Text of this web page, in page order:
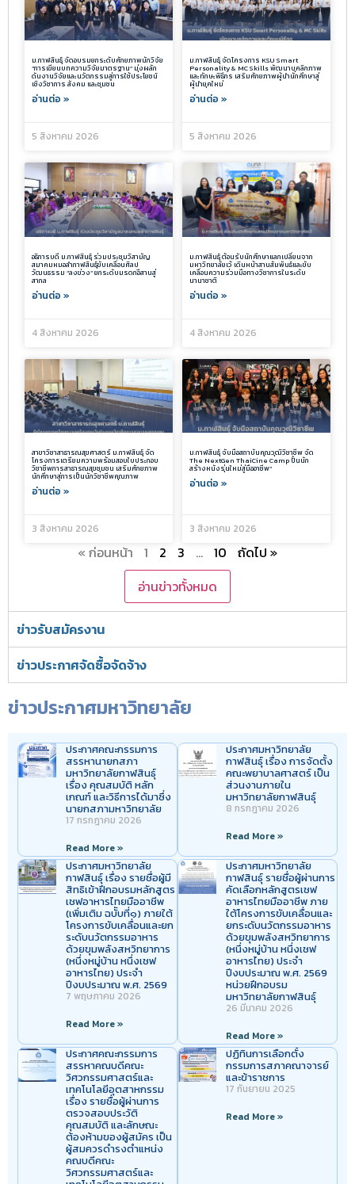
ม.กาฬสินธุ์ จัดอบรมยกระดับศักยภาพนักวิจัย
“การเขียนบทความวิจัยมาตรฐาน” มุ่งผลัก
ดันงานวิจัยและนวัตกรรมสู่การใช้ประโยชน์
เชิงวิชาการ สังคม และชุมชน
อ่านต่อ »
5 สิงหาคม 2026
ม.กาฬสินธุ์ จัดโครงการ KSU Smart
Personality & MC Skills พัฒนาบุคลิกภาพ
และทักษะพิธีกร เสริมศักยภาพผู้นำนักศึกษาสู่
ผู้นำยุคใหม่
อ่านต่อ »
5 สิงหาคม 2026
อธิการบดี ม.กาฬสินธุ์ ร่วมประชุมวิสามัญ
สมาคมหมอลำกาฬสินธุ์ขับเคลื่อนศิลป
วัฒนธรรม “ลงข่วง” ยกระดับมรดกอีสานสู่
สากล
อ่านต่อ »
4 สิงหาคม 2026
ม.กาฬสินธุ์ ต้อนรับนักศึกษาแลกเปลี่ยนจาก
มหาวิทยาลัยเว้ เดินหน้าสานสัมพันธ์และขับ
เคลื่อนความร่วมมือทางวิชาการในระดับ
นานาชาติ
อ่านต่อ »
4 สิงหาคม 2026
สาขาวิชาสาธารณสุขศาสตร์ ม.กาฬสินธุ์ จัด
โครงการเตรียมความพร้อมสอบใบประกอบ
วิชาชีพการสาธารณสุขชุมชน เสริมศักยภาพ
นักศึกษาสู่การเป็นนักวิชาชีพคุณภาพ
อ่านต่อ »
3 สิงหาคม 2026
ม.กาฬสินธุ์ จับมือสถาบันคุณวุฒิวิชาชีพ จัด
The NextGen ThaiCine Camp ปั้นนัก
สร้างหนังรุ่นใหม่สู่มืออาชีพ”
อ่านต่อ »
3 สิงหาคม 2026
« ก่อนหน้า 1 2 3 … 10
ถัดไป »
อ่านข่าวทั้งหมด
ข่าวรับสมัครงาน
ข่าวประกาศจัดซื้อจัดจ้าง
ข่าวประกาศมหาวิทยาลัย
ประกาศคณะกรรมการ
สรรหานายกสภา
มหาวิทยาลัยกาฬสินธุ์
เรื่อง คุณสมบัติ หลัก
เกณฑ์ และวิธีการได้มาซึ่ง
นายกสภามหาวิทยาลัย
17 กรกฎาคม 2026
Read More »
ประกาศมหาวิทยาลัย
กาฬสินธุ์ เรื่อง การจัดตั้ง
คณะพยาบาลศาสตร์ เป็น
ส่วนงานภายใน
มหาวิทยาลัยกาฬสินธุ์
8 กรกฎาคม 2026
Read More »
ประกาศมหาวิทยาลัย
กาฬสินธุ์ เรื่อง รายชื่อผู้มี
สิทธิเข้าฝึกอบรมหลักสูตร
เชฟอาหารไทยมืออาชีพ
(เพิ่มเติม ฉบัับที่๑) ภายใต้
โครงการขับเคลื่อนและยก
ระดับนวัตกรรมอาหาร
ด้วยขุมพลังสหวิทยาการ
(หนึ่งหมู่บ้าน หนึ่งเชฟ
อาหารไทย) ประจำ
ปีงบประมาณ พ.ศ. 2569
7 พฤษภาคม 2026
Read More »
ประกาศมหาวิทยาลัย
กาฬสินธุ์ รายชื่อผู้ผ่านการ
คัดเลือกหลักสูตรเชฟ
อาหารไทยมืออาชีพ ภาย
ใต้โครงการขับเคลื่อนและ
ยกระดับนวัตกรรมอาหาร
ด้วยขุมพลังสหวิทยาการ
(หนึ่งหมู่บ้าน หนึ่งเชฟ
อาหารไทย) ประจำ
ปีงบประมาณ พ.ศ. 2569
หน่วยฝึกอบรม
มหาวิทยาลัยกาฬสินธุ์
26 มีนาคม 2026
Read More »
ประกาศคณะกรรมการ
สรรหาคณบดีคณะ
วิศวกรรมศาสตร์และ
เทคโนโลยีอุตสาหกรรม
เรื่อง รายชื่อผู้ผ่านการ
ตรวจสอบประวัติ
คุณสมบัติ และลักษณะ
ต้องห้ามของผู้สมัคร เป็น
ผู้สมควรดำรงตำแหน่ง
คณบดีคณะ
วิศวกรรมศาสตร์และ
ปฏิทินการเลือกตั้ง
กรรมการสภาคณาจารย์
และข้าราชการ
17 กันยายน 2025
Read More »